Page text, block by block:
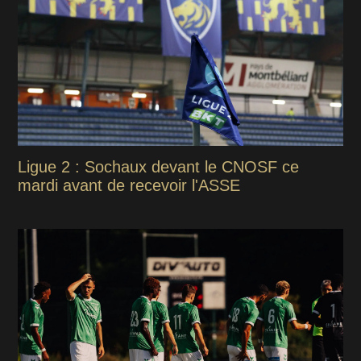
Ligue 2 : Sochaux devant le CNOSF ce
mardi avant de recevoir l'ASSE